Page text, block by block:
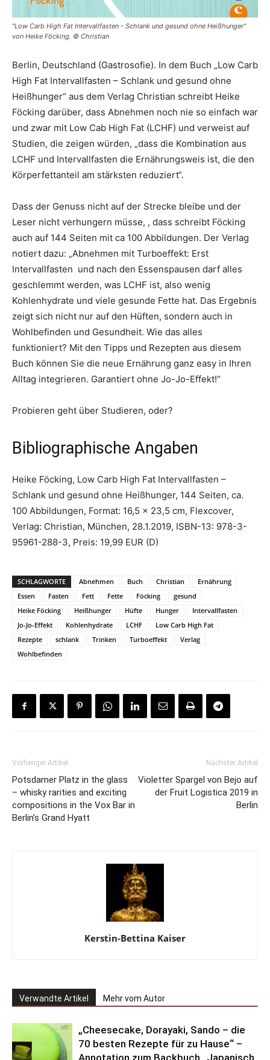
"Low Carb High Fat Intervallfasten - Schlank und gesund ohne Heißhunger"
von Heike Föcking. © Christian
Berlin, Deutschland (Gastrosofie). In dem Buch „Low Carb
High Fat Intervallfasten – Schlank und gesund ohne
Heißhunger“ aus dem Verlag Christian schreibt Heike
Föcking darüber, dass Abnehmen noch nie so einfach war
und zwar mit Low Cab High Fat (LCHF) und verweist auf
Studien, die zeigen würden, „dass die Kombination aus
LCHF und Intervallfasten die Ernährungsweis ist, die den
Körperfettanteil am stärksten reduziert“.
Dass der Genuss nicht auf der Strecke bleibe und der
Leser nicht verhungern müsse, , dass schreibt Föcking
auch auf 144 Seiten mit ca 100 Abbildungen. Der Verlag
notiert dazu: „Abnehmen mit Turboeffekt: Erst
Intervallfasten  und nach den Essenspausen darf alles
geschlemmt werden, was LCHF ist, also wenig
Kohlenhydrate und viele gesunde Fette hat. Das Ergebnis
zeigt sich nicht nur auf den Hüften, sondern auch in
Wohlbefinden und Gesundheit. Wie das alles
funktioniert? Mit den Tipps und Rezepten aus diesem
Buch können Sie die neue Ernährung ganz easy in Ihren
Alltag integrieren. Garantiert ohne Jo-Jo-Effekt!“
Probieren geht über Studieren, oder?
Bibliographische Angaben
Heike Föcking, Low Carb High Fat Intervallfasten –
Schlank und gesund ohne Heißhunger, 144 Seiten, ca.
100 Abbildungen, Format: 16,5 x 23,5 cm, Flexcover,
Verlag: Christian, München, 28.1.2019, ISBN-13: 978-3-
95961-288-3, Preis: 19,99 EUR (D)
SCHLAGWORTE Abnehmen Buch Christian
Ernährung
Essen
Fasten Fett Fette Föcking
gesund
Heike Föcking
Heißhunger Hüfte Hunger
Intervallfasten
Jo-Jo-Effekt
Kohlenhydrate LCHF
Low Carb High Fat
Rezepte
schlank Trinken Turboeffekt
Verlag
Wohlbefinden
Vorheriger Artikel
Potsdamer Platz in the glass
– whisky rarities and exciting
compositions in the Vox Bar in
Berlin’s Grand Hyatt
Nächster Artikel
Violetter Spargel von Bejo auf
der Fruit Logistica 2019 in
Berlin
Kerstin-Bettina Kaiser
Verwandte Artikel Mehr vom Autor
„Cheesecake, Dorayaki, Sando – die
70 besten Rezepte für zu Hause“ –